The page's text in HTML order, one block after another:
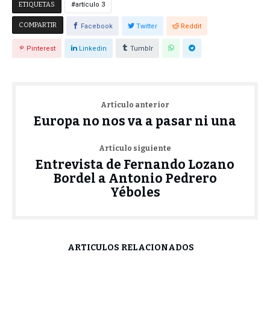
ETIQUETAS artículo 3
COMPARTIR Facebook Twitter Reddit
Pinterest Linkedin Tumblr
Artículo anterior
Europa no nos va a pasar ni una
Artículo siguiente
Entrevista de Fernando Lozano
Bordel a Antonio Pedrero
Yéboles
ARTÍCULOS RELACIONADOS